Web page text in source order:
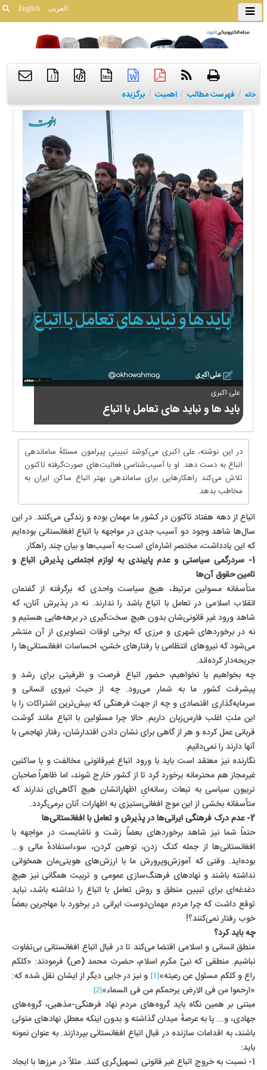
English العربی
htm
{ }
خانه / فهرست مطالب / اهمیت / برگزیده
علی اکبری
باید ها و نباید های تعامل با اتباع
در این نوشته، علی اکبری می‌کوشد تبیینی پیرامون مسئلهٔ ساماندهی
اتباع به دست دهد. او با آسیب‌شناسی فعالیت‌های صورت‌گرفته تاکنون
تلاش می‌کند راهکارهایی برای ساماندهی بهتر اتباع ساکن ایران به
مخاطب بدهد.
اتباع از دهه هفتاد تاکنون در کشور ما مهمان بوده و زندگی می‌کنند. در این
سال‌ها شاهد وجود دو آسیب جدی در مواجهه با اتباع افغانستانی بوده‌ایم
که این یادداشت، مختصر اشاره‌ای است به آسیب‌ها و بیان چند راهکار.
1- سردرگمی سیاستی و عدم پایبندی به لوازم اجتماعی پذیرش اتباع و
تامین حقوق آن‌ها
متأسفانه مسولین مرتبط، هیچ سیاست واحدی که برگرفته از گفتمان
انقلاب اسلامی در تعامل با اتباع باشد را ندارند. نه در پذیرش آنان، که
شاهد ورود غیر قانونی‌شان بدون هیچ سخت‌گیری در برهه‌هایی هستیم و
نه در برخوردهای شهری و مرزی که برخی اوقات تصاویری از آن منتشر
می‌شود که نیروهای انتظامی با رفتارهای خشن، احساسات افغانستانی‌ها را
جریحه‌دار کرده‌اند.
چه بخواهیم یا نخواهیم، حضور اتباع فرصت و ظرفیتی برای رشد و
پیشرفت کشور ما به شمار می‌رود. چه از حیث نیروی انسانی و
سرمایه‌گذاری اقتصادی و چه از جهت فرهنگی که بیش‌ترین اشتراکات را با
این ملتِ اغلب فارس‌زبان داریم.حالا چرا مسئولین با اتباع مانند گوشت
قربانی عمل کرده و هر از گاهی برای نشان دادن اقتدارشان، رفتار تهاجمی با
آنها دارند را نمی‌دانیم.
نگارنده نیز معتقد است باید با ورود اتباع غیرقانونی مخالفت و با ساکنین
غیرمجاز هم محترمانه برخورد کرد تا از کشور خارج شوند، اما ظاهراً صاحبان
تریبون سیاسی به تبعات رسانه‌ایِ اظهاراتشان هیچ آگاهی‌ای ندارند که
متأسفانه بخشی از این موج افغانی‌ستیزی به اظهارات آنان برمی‌گردد.
2- عدم درک فرهنگی ایرانی‌ها در پذیرش و تعامل با افغانستانی‌ها
حتماً شما نیز شاهد برخوردهای بعضاً زشت و ناشایست در مواجهه با
افغانستانی‌ها از جمله کتک زدن، توهین کردن، سوءاستفادهٔ مالی و...
بوده‌اید. وقتی که آموزش‌وپرورش ما با ارزش‌های هویتی‌مان همخوانی
نداشته باشند و نهادهای فرهنگ‌سازی عمومی و تربیت همگانی نیز هیچ
دغدغه‌ای برای تبیین منطق و روش تعامل با اتباع را نداشته باشد، نباید
توقع داشت که چرا مردم مهمان‌دوست ایرانی در برخورد با مهاجرین بعضاً
خوب رفتار نمی‌کنند؟!
چه باید کرد؟
منطق انسانی و اسلامی اقتضا می‌کند تا در قبال اتباع افغانستانی بی‌تفاوت
نباشیم. منطقی که نبیّ مکرم اسلام، حضرت محمد (ص) فرمودند: «کلکم
راع و کلکم مسئول عن رعیته»[1] و نیز در جایی دیگر از ایشان نقل شده که:
«ارحموا من فی الارض یرحمکم من فی السماء»[2]
مبتنی بر همین نگاه باید گروه‌های مردم نهاد فرهنگی-مذهبی، گروه‌های
جهادی، و... پا به عرصهٔ میدان گذاشته و بدون اینکه معطل نهادهای متولی
باشند، به اقدامات سازنده در قبال اتباع افغانستانی بپردازند. به عنوان نمونه
باید:
1- نسبت به خروج اتباع غیر قانونی تسهیل‌گری کنند. مثلاً در مرزها با ایجاد